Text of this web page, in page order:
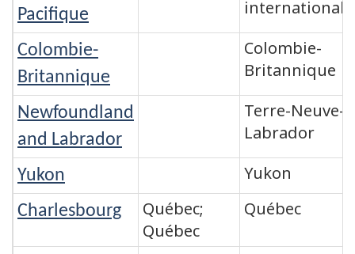
Pacifique
Colombie-
Britannique
Colombie-
Britannique
Newfoundland
and Labrador
Terre-Neuve-
Labrador
Yukon Yukon
Charlesbourg
Québec;
Québec
Québec